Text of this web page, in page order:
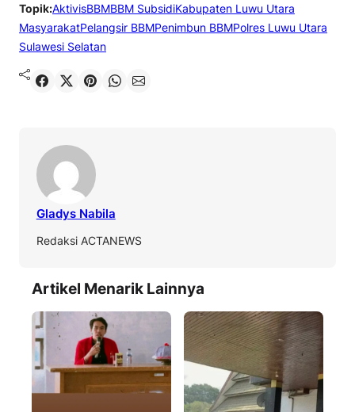
Topik:AktivisBBMBBM SubsidiKabupaten Luwu Utara
MasyarakatPelangsir BBMPenimbun BBMPolres Luwu Utara
Sulawesi Selatan
Shared Share on X Pin It Send on WhatsApp Send on Email
Gladys Nabila
Redaksi ACTANEWS
Artikel Menarik Lainnya